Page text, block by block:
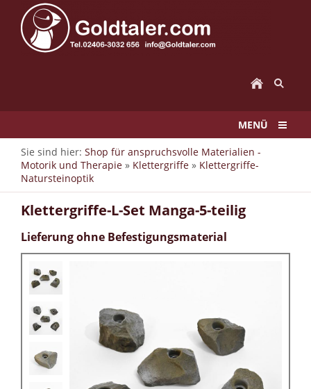
MENÜ
Sie sind hier: Shop für anspruchsvolle Materialien -
Motorik und Therapie » Klettergriffe » Klettergriffe-
Natursteinoptik
Klettergriffe-L-Set Manga-5-teilig
Lieferung ohne Befestigungsmaterial